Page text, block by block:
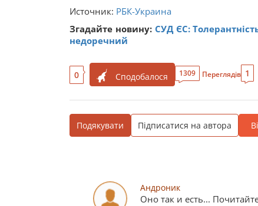
Источник: РБК-Украина
Згадайте новину: СУД ЄС:
недоречний
0 Сподобалося 1309 Переглядів 1
Подякувати Підписатися на автора
Андроник
Оно так и есть...